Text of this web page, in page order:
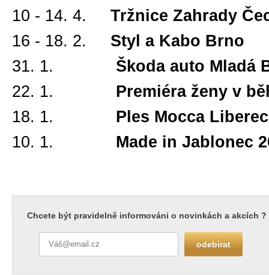
10 - 14. 4. Tržnice Zahrady
16 - 18. 2. Styl a Kabo Brno
31. 1. Škoda auto Mladá
22. 1. Premiéra ženy v
18. 1.
Ples Mocca
10. 1.
Made in Jablonec
Chcete být pravidelně informováni o novinkách a akcích ?